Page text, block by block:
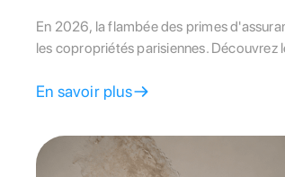
En 2026, la flambée des primes
les copropriétés parisiennes. Découvrez
protéger votre budget.
En savoir plus